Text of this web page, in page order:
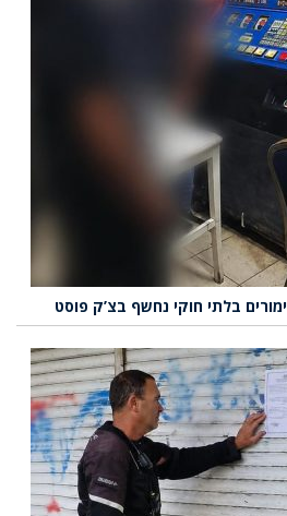
בלתי חוקי נחשף בצ’ק פוסט